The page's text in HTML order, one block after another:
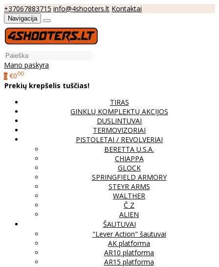
+37067883715 info@4shooters.lt Kontaktai
Navigacija
Mano paskyra
0 €000
Prekių krepšelis tuščias!
TIRAS
GINKLŲ KOMPLEKTŲ AKCIJOS
DUSLINTUVAI
TERMOVIZORIAI
PISTOLETAI / REVOLVERIAI
BERETTA U.S.A.
CHIAPPA
GLOCK
SPRINGFIELD ARMORY
STEYR ARMS
WALTHER
Č Z
ALIEN
ŠAUTUVAI
"Lever Action" šautuvai
AK platforma
AR10 platforma
AR15 platforma